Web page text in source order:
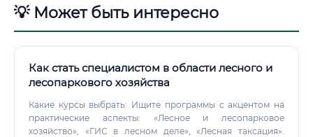
💡 Может быть интересно
Как стать специалистом в области лесного и
лесопаркового хозяйства
Какие курсы выбрать: Ищите программы с акцентом на
практические аспекты: «Лесное и лесопарковое
хозяйство», «ГИС в лесном деле», «Лесная таксация».